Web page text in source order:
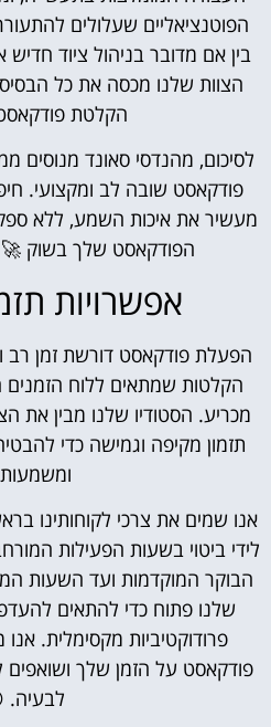
הפוטנציאליים שעלולים
בין אם מדובר בניהול ציוד חדיש
הצוות שלנו מכסה את כל
הקלטת
לסיכום, מהנדסי סאונד מנוסים
פודקאסט שובה לב ומקצועי.
מעשיר את איכות השמע, ללא
הפודקאסט שלך בשוק 🚀
אפשרויות
הפעלת פודקאסט דורשת זמן רב
הקלטות שמתאים ללוח
מכריע. הסטודיו שלנו מבין את
תזמון מקיפה וגמישה כדי
אנו שמים את צרכי לקוחותינו
לידי ביטוי בשעות הפעילות
הבוקר המוקדמות ועד השעות
שלנו פתוח כדי להתאים
פרודוקטיביות מקסימלית.
פודקאסט על הזמן שלך ושואפים
לבעיה.